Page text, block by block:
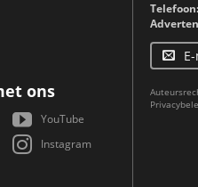
ons
YouTube
Instagram
Telefoon: